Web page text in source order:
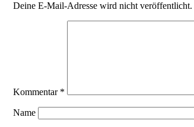
Deine E-Mail-Adresse wird nicht veröffentlicht.
Kommentar *
Name